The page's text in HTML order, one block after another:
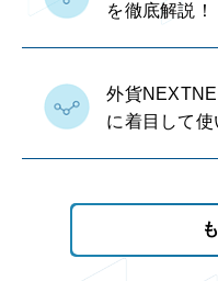
を徹底解説！
外貨
に着目して使